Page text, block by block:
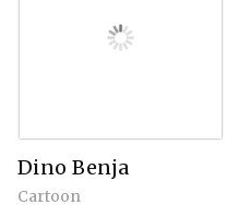
Dino Benja
Cartoon